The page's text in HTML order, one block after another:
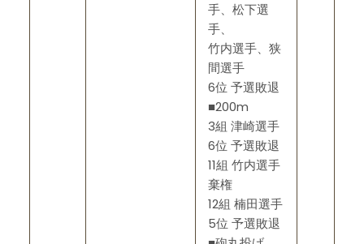
手、松下選
手、
竹内選手、狭
間選手
6位 予選敗退
■200m
3組 津崎選手
6位 予選敗退
11組 竹内選手
棄権
12組 楠田選手
5位 予選敗退